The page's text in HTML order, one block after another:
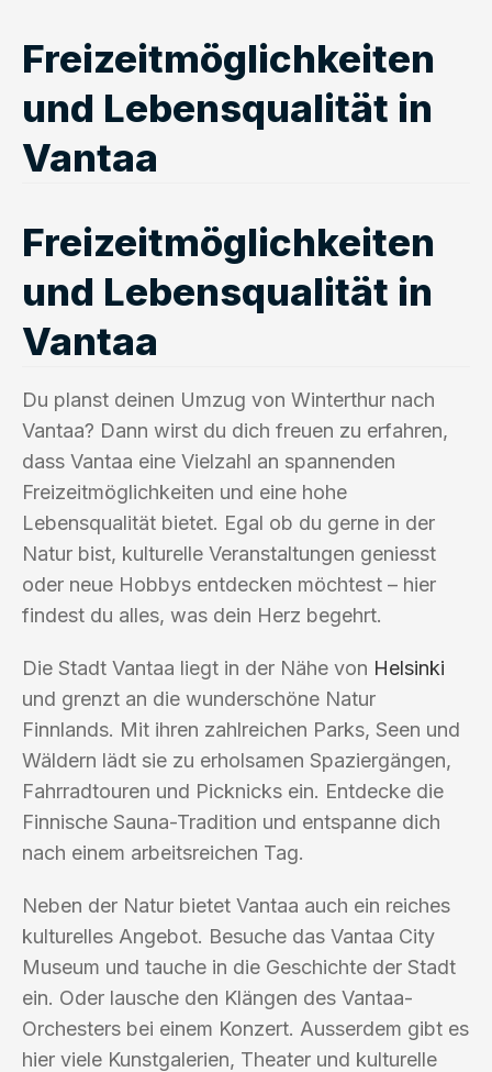
Freizeitmöglichkeiten
und Lebensqualität in
Vantaa
Freizeitmöglichkeiten
und Lebensqualität in
Vantaa
Du planst deinen Umzug von Winterthur nach
Vantaa? Dann wirst du dich freuen zu erfahren,
dass Vantaa eine Vielzahl an spannenden
Freizeitmöglichkeiten und eine hohe
Lebensqualität bietet. Egal ob du gerne in der
Natur bist, kulturelle Veranstaltungen geniesst
oder neue Hobbys entdecken möchtest – hier
findest du alles, was dein Herz begehrt.
Die Stadt Vantaa liegt in der Nähe von Helsinki
und grenzt an die wunderschöne Natur
Finnlands. Mit ihren zahlreichen Parks, Seen und
Wäldern lädt sie zu erholsamen Spaziergängen,
Fahrradtouren und Picknicks ein. Entdecke die
Finnische Sauna-Tradition und entspanne dich
nach einem arbeitsreichen Tag.
Neben der Natur bietet Vantaa auch ein reiches
kulturelles Angebot. Besuche das Vantaa City
Museum und tauche in die Geschichte der Stadt
ein. Oder lausche den Klängen des Vantaa-
Orchesters bei einem Konzert. Ausserdem gibt es
hier viele Kunstgalerien, Theater und kulturelle